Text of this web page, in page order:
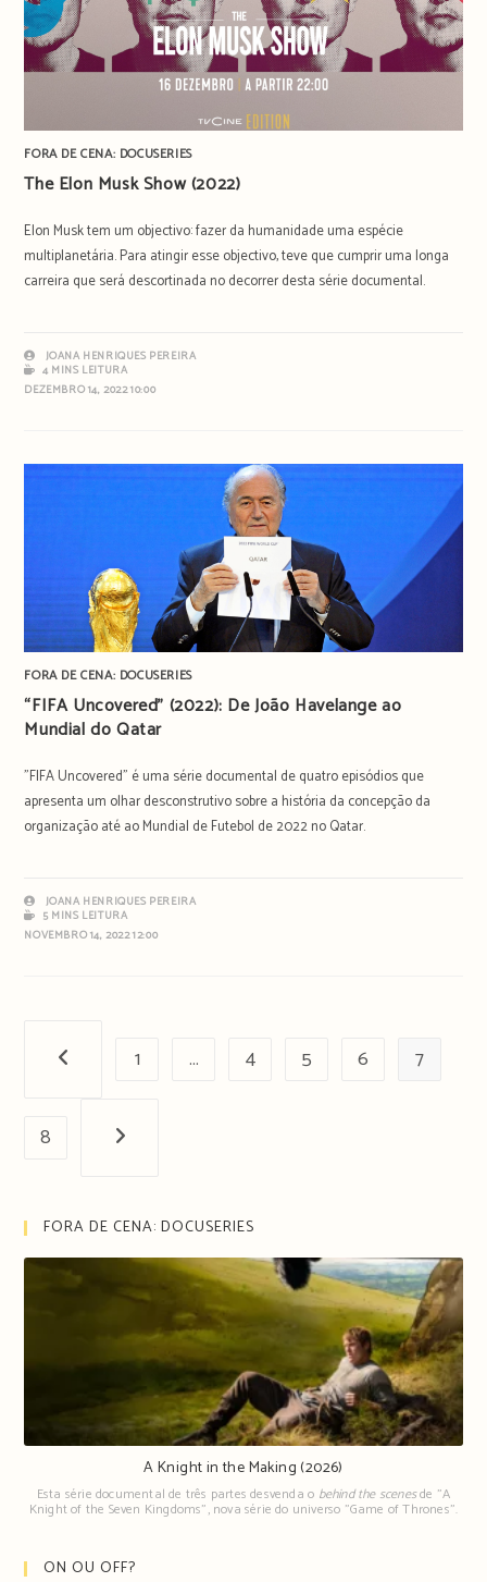
FORA DE CENA: DOCUSERIES
The Elon Musk Show (2022)
Elon Musk tem um objectivo: fazer da humanidade uma espécie
multiplanetária. Para atingir esse objectivo, teve que cumprir uma longa
carreira que será descortinada no decorrer desta série documental.
JOANA HENRIQUES PEREIRA
4 MINS LEITURA
DEZEMBRO 14, 2022 10:00
FORA DE CENA: DOCUSERIES
“FIFA Uncovered” (2022): De João Havelange ao
Mundial do Qatar
"FIFA Uncovered" é uma série documental de quatro episódios que
apresenta um olhar desconstrutivo sobre a história da concepção da
organização até ao Mundial de Futebol de 2022 no Qatar.
JOANA HENRIQUES PEREIRA
5 MINS LEITURA
NOVEMBRO 14, 2022 12:00
Página anterior
1 … 4 5 6 7
8 Próxima página
FORA DE CENA: DOCUSERIES
A Knight in the Making (2026)
Esta série documental de três partes desvenda o behind the scenesde "A
Knight of the Seven Kingdoms", nova série do universo "Game of Thrones".
ON OU OFF?